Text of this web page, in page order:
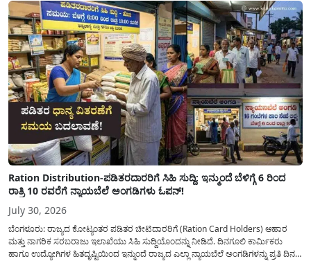
Ration Distribution-ಪಡಿತರದಾರರಿಗೆ ಸಿಹಿ ಸುದ್ದಿ: ಇನ್ಮುಂದೆ ಬೆಳಿಗ್ಗೆ 6 ರಿಂದ
ರಾತ್ರಿ 10 ರವರೆಗೆ ನ್ಯಾಯಬೆಲೆ ಅಂಗಡಿಗಳು ಓಪನ್!
July 30, 2026
ಬೆಂಗಳೂರು: ರಾಜ್ಯದ ಕೋಟ್ಯಂತರ ಪಡಿತರ ಚೀಟಿದಾರರಿಗೆ (Ration Card Holders) ಆಹಾರ
ಮತ್ತು ನಾಗರಿಕ ಸರಬರಾಜು ಇಲಾಖೆಯು ಸಿಹಿ ಸುದ್ದಿಯೊಂದನ್ನು ನೀಡಿದೆ. ದಿನಗೂಲಿ ಕಾರ್ಮಿಕರು
ಹಾಗೂ ಉದ್ಯೋಗಿಗಳ ಹಿತದೃಷ್ಟಿಯಿಂದ ಇನ್ಮುಂದೆ ರಾಜ್ಯದ ಎಲ್ಲಾ ನ್ಯಾಯಬೆಲೆ ಅಂಗಡಿಗಳನ್ನು ಪ್ರತಿ ದಿನ